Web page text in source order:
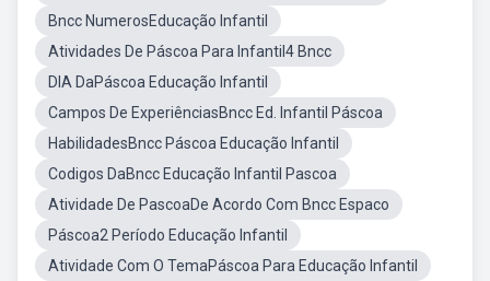
Bncc NumerosEducação Infantil
Atividades De Páscoa Para Infantil4 Bncc
DIA DaPáscoa Educação Infantil
Campos De ExperiênciasBncc Ed. Infantil Páscoa
HabilidadesBncc Páscoa Educação Infantil
Codigos DaBncc Educação Infantil Pascoa
Atividade De PascoaDe Acordo Com Bncc Espaco
Páscoa2 Período Educação Infantil
Atividade Com O TemaPáscoa Para Educação Infantil